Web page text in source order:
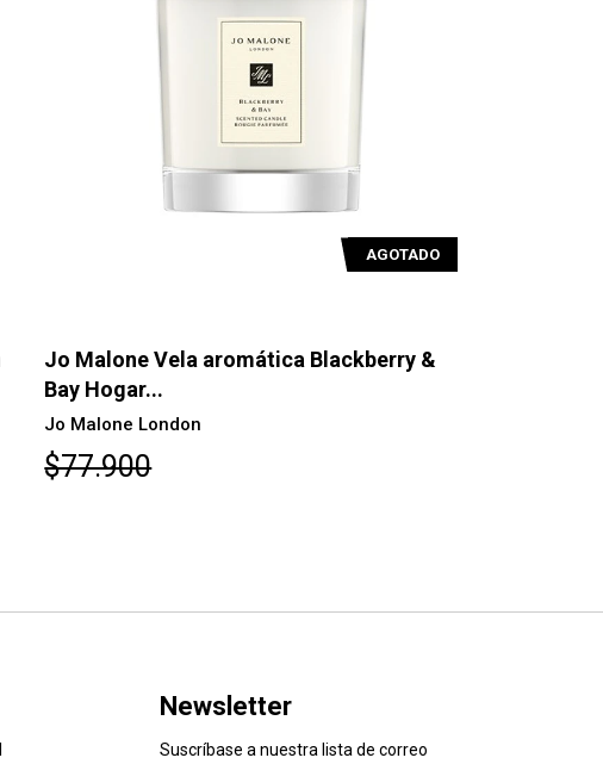
Jo Malone Vela aromática Lime Basil &
Mandarin
Jo Malone London
$38.000
Newsletter
Suscríbase a nuestra lista de correo